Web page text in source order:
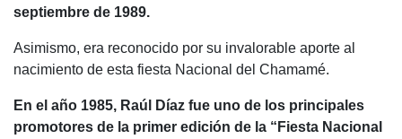
septiembre de 1989.
Asimismo, era reconocido por su invalorable aporte al
nacimiento de esta fiesta Nacional del Chamamé.
En el año 1985, Raúl Díaz fue uno de los principales
promotores de la primer edición de la “Fiesta Nacional